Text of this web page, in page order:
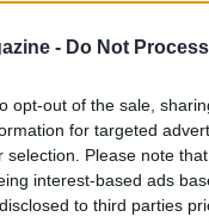
- Do Not
opt-out of the sale,
for targeted
selection. Please note
interest-based ads
to third parties
epocale per il
che